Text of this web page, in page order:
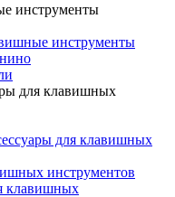
инструменты
инструменты
для клавишных
для клавишных
инструментов
клавишных